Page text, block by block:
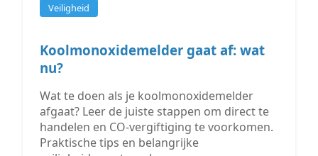
Veiligheid
Koolmonoxidemelder gaat af: wat
nu?
Wat te doen als je koolmonoxidemelder
afgaat? Leer de juiste stappen om direct te
handelen en CO-vergiftiging te voorkomen.
Praktische tips en belangrijke